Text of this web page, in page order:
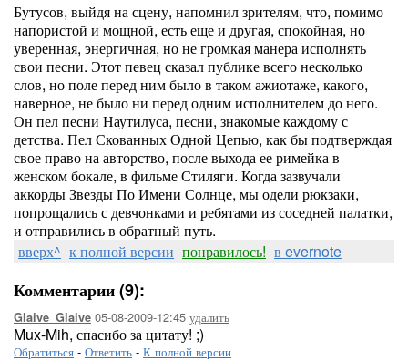
Бутусов, выйдя на сцену, напомнил зрителям, что, помимо
напористой и мощной, есть еще и другая, спокойная, но
уверенная, энергичная, но не громкая манера исполнять
свои песни. Этот певец сказал публике всего несколько
слов, но поле перед ним было в таком ажиотаже, какого,
наверное, не было ни перед одним исполнителем до него.
Он пел песни Наутилуса, песни, знакомые каждому с
детства. Пел Скованных Одной Цепью, как бы подтверждая
свое право на авторство, после выхода ее римейка в
женском бокале, в фильме Стиляги. Когда зазвучали
аккорды Звезды По Имени Солнце, мы одели рюкзаки,
попрощались с девчонками и ребятами из соседней палатки,
и отправились в обратный путь.
вверх^ к полной версии понравилось! в evernote
Комментарии (9):
Glaive_Glaive 05-08-2009-12:45 удалить
Mux-Mih, спасибо за цитату! ;)
Обратиться - Ответить - К полной версии